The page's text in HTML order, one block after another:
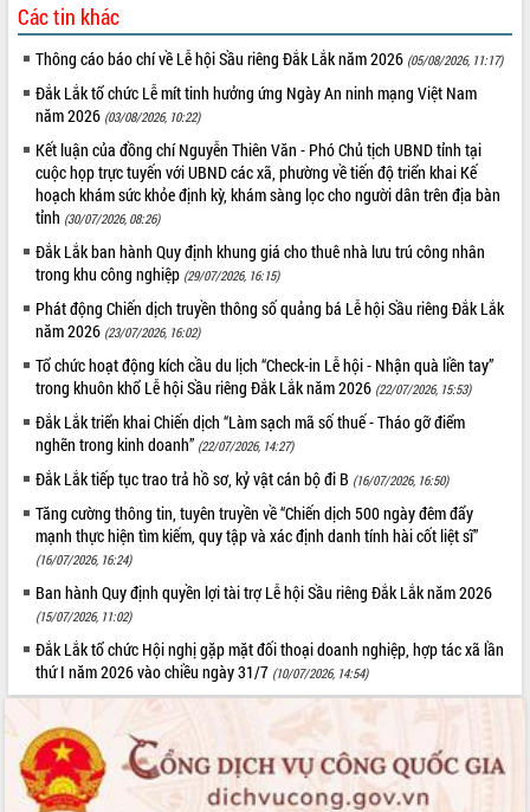
Các tin khác
Thông cáo báo chí về Lễ hội Sầu riêng Đắk Lắk năm 2026 (05/08/2026, 11:17)
Đắk Lắk tổ chức Lễ mít tinh hưởng ứng Ngày An ninh mạng Việt Nam
năm 2026 (03/08/2026, 10:22)
Kết luận của đồng chí Nguyễn Thiên Văn - Phó Chủ tịch UBND tỉnh tại
cuộc họp trực tuyến với UBND các xã, phường về tiến độ triển khai Kế
hoạch khám sức khỏe định kỳ, khám sàng lọc cho người dân trên địa bàn
tỉnh (30/07/2026, 08:26)
Đắk Lắk ban hành Quy định khung giá cho thuê nhà lưu trú công nhân
trong khu công nghiệp (29/07/2026, 16:15)
Phát động Chiến dịch truyền thông số quảng bá Lễ hội Sầu riêng Đắk Lắk
năm 2026 (23/07/2026, 16:02)
Tổ chức hoạt động kích cầu du lịch “Check-in Lễ hội - Nhận quà liền tay”
trong khuôn khổ Lễ hội Sầu riêng Đắk Lắk năm 2026 (22/07/2026, 15:53)
Đắk Lắk triển khai Chiến dịch “Làm sạch mã số thuế - Tháo gỡ điểm
nghẽn trong kinh doanh” (22/07/2026, 14:27)
Đắk Lắk tiếp tục trao trả hồ sơ, kỷ vật cán bộ đi B (16/07/2026, 16:50)
Tăng cường thông tin, tuyên truyền về “Chiến dịch 500 ngày đêm đẩy
mạnh thực hiện tìm kiếm, quy tập và xác định danh tính hài cốt liệt sĩ”
(16/07/2026, 16:24)
Ban hành Quy định quyền lợi tài trợ Lễ hội Sầu riêng Đắk Lắk năm 2026
(15/07/2026, 11:02)
Đắk Lắk tổ chức Hội nghị gặp mặt đối thoại doanh nghiệp, hợp tác xã lần
thứ I năm 2026 vào chiều ngày 31/7 (10/07/2026, 14:54)